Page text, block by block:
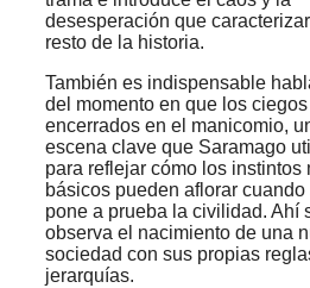
desesperación que
resto de la historia.
También es indispensable
del momento en que los
encerrados en el manicomio,
escena clave que Saramago
para reflejar cómo los instintos
básicos pueden aflorar cuando
pone a prueba la civilidad. Ahí
observa el nacimiento de una
sociedad con sus propias
jerarquías.